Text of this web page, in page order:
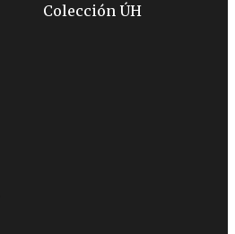
Colección ÚH